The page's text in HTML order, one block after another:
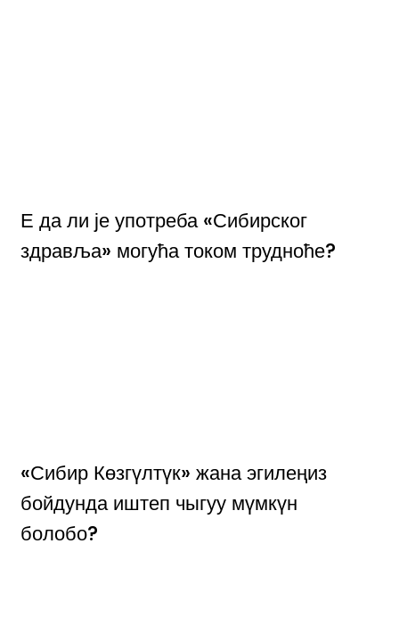
Е да ли је употреба «Сибирског
здравља» могућа током трудноће?
«Сибир Көзгүлтүк» жана эгилеңиз
бойдунда иштеп чыгуу мүмкүн
болобо?